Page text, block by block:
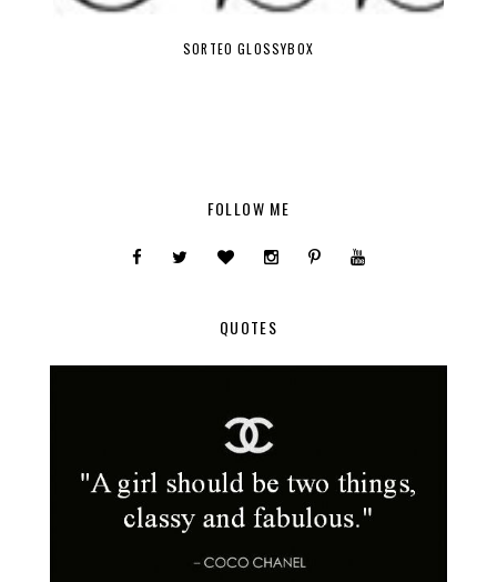
HITS DE TEMPORADA
FOLLOW ME
QUOTES